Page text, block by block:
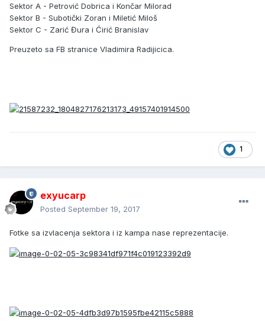
Sektor A - Petrović Dobrica i Končar Milorad
Sektor B - Subotički Zoran i Miletić Miloš
Sektor C - Zarić Đura i Ćirić Branislav
Preuzeto sa FB stranice Vladimira Radijicica.
1
exyucarp
Posted September 19, 2017
Fotke sa izvlacenja sektora i iz kampa nase reprezentacije.